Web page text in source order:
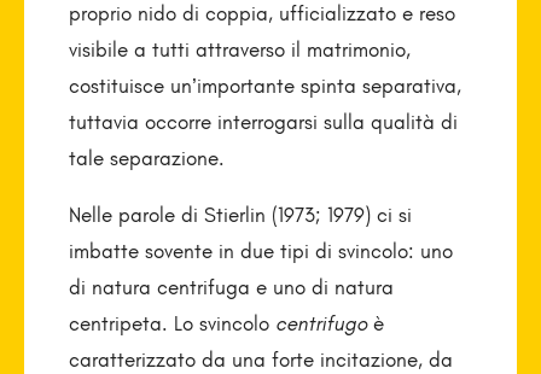
proprio nido di coppia, ufficializzato e reso
visibile a tutti attraverso il matrimonio,
costituisce un’importante spinta separativa,
tuttavia occorre interrogarsi sulla qualità di
tale separazione.
Nelle parole di Stierlin (1973; 1979) ci si
imbatte sovente in due tipi di svincolo: uno
di natura centrifuga e uno di natura
centripeta. Lo svincolo centrifugoè
caratterizzato da una forte incitazione, da